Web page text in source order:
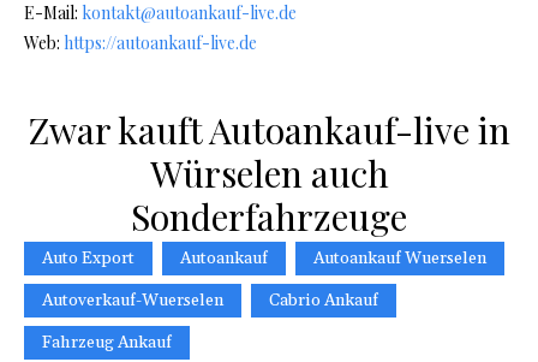
E-Mail: kontakt@autoankauf-live.de
Web: https://autoankauf-live.de
Zwar kauft Autoankauf-live in
Würselen auch
Sonderfahrzeuge
Auto Export Autoankauf
Autoankauf Wuerselen
Autoverkauf-Wuerselen
Cabrio Ankauf
Fahrzeug Ankauf